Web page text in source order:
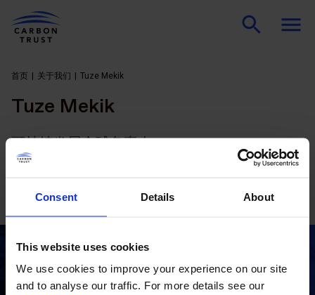
Consent Details About
This website uses cookies
We use cookies to improve your experience on our site
and to analyse our traffic. For more details see our
首页 关于我们 Tuze Mekik
Tuze Mekik
可持续发展全球负责人
Dr. Martens
联系我们